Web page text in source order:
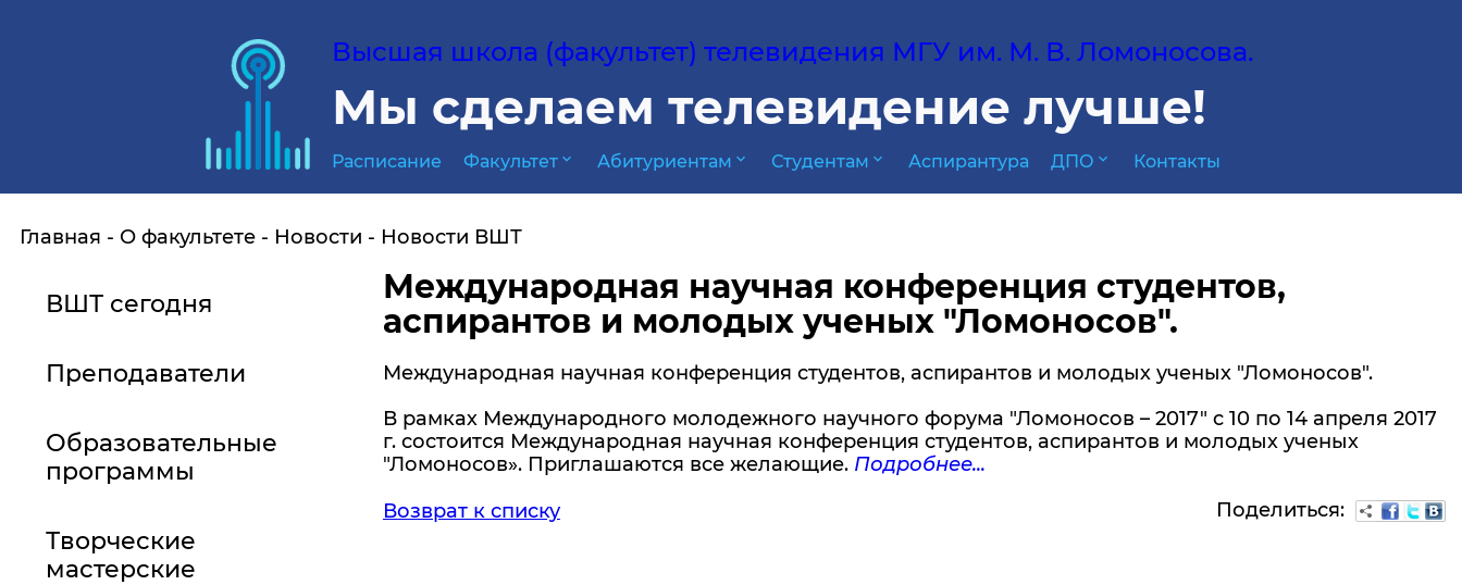
Высшая школа (факультет) телевидения МГУ им. М. В. Ломоносова.
Мы сделаем телевидение лучше!
Расписание Факультет expand_more Абитуриентам expand_more Студентам expand_more Аспирантура ДПО expand_more Контакты
Главная О факультете Новости Новости ВШТ
ВШТ сегодня
Преподаватели
Образовательные
программы
Творческие
мастерские
Международная научная конференция студентов,
аспирантов и молодых ученых "Ломоносов".
Международная научная конференция студентов, аспирантов и молодых ученых "Ломоносов".
В рамках Международного молодежного научного форума "Ломоносов – 2017" c 10 по 14 апреля 2017
г. состоится Международная научная конференция студентов, аспирантов и молодых ученых
"Ломоносов». Приглашаются все желающие. Подробнее...
Возврат к списку
Поделиться: